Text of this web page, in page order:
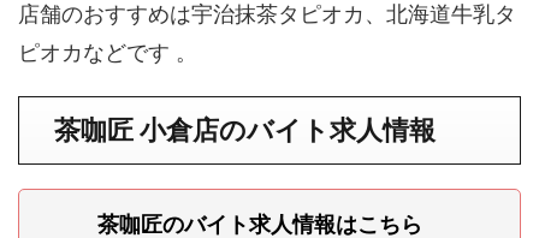
店舗のおすすめは宇治抹茶タピオカ、北海道牛乳タ
ピオカなどです 。
茶咖匠 小倉店のバイト求人情報
茶咖匠のバイト求人情報はこちら